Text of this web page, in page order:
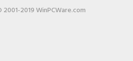
2019 WinPCWare.com